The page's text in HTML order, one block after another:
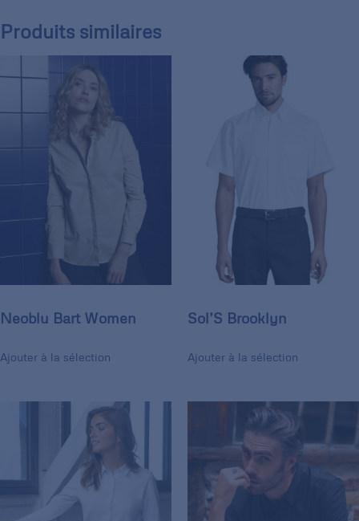
Produits similaires
Neoblu Bart Women
Ajouter à la sélection
Sol’S Brooklyn
Ajouter à la sélection